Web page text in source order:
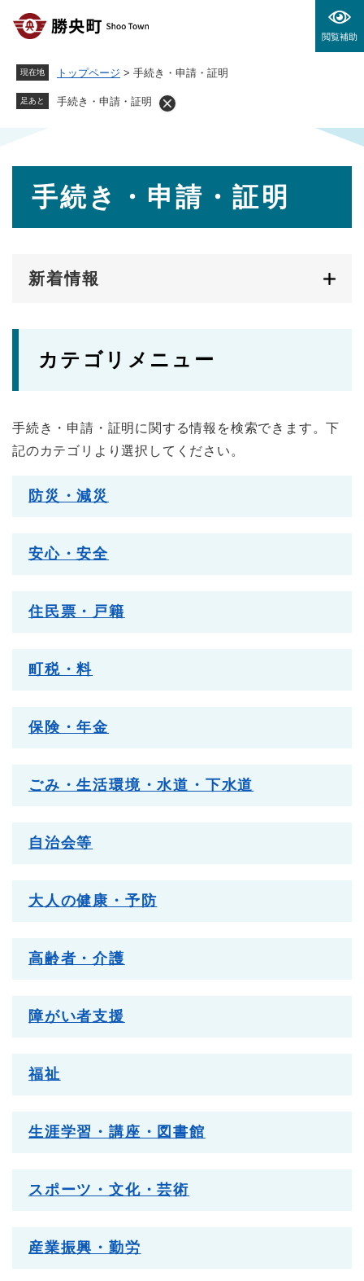
閲覧補助
現在地 トップページ > 手続き・申請・証明
足あと 手続き・申請・証明
手続き・申請・証明
新着情報
カテゴリメニュー
手続き・申請・証明に関する情報を検索できます。下
記のカテゴリより選択してください。
防災・減災
安心・安全
住民票・戸籍
町税・料
保険・年金
ごみ・生活環境・水道・下水道
自治会等
大人の健康・予防
高齢者・介護
障がい者支援
福祉
生涯学習・講座・図書館
スポーツ・文化・芸術
産業振興・勤労